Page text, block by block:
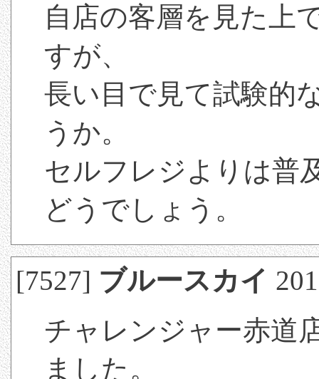
自店の客層を見た上
すが、
長い目で見て試験的
うか。
セルフレジよりは普
どうでしょう。
[7527] ブルースカイ
チャレンジャー赤道
ました。